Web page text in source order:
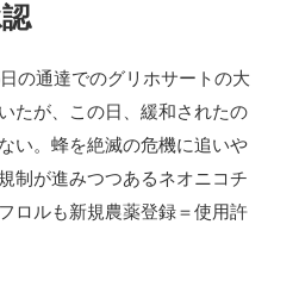
の通達でのグリホサートの大
たが、この日、緩和されたの
い。蜂を絶滅の危機に追いや
制が進みつつあるネオニコチ
ロルも新規農薬登録＝使用許